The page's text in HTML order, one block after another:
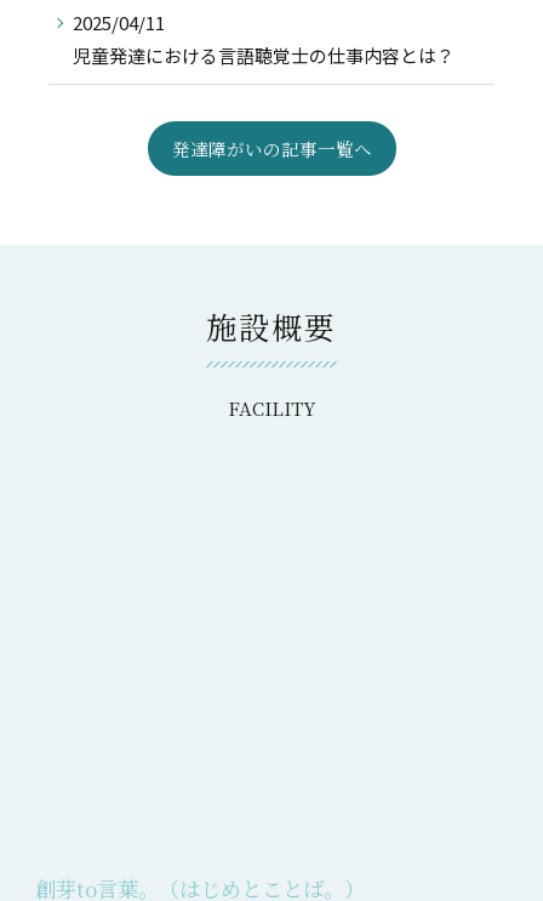
2025/04/11
児童発達における言語聴覚士の仕事内容とは？
発達障がいの記事一覧へ
施設概要
FACILITY
創芽to言葉。（はじめとことば。）